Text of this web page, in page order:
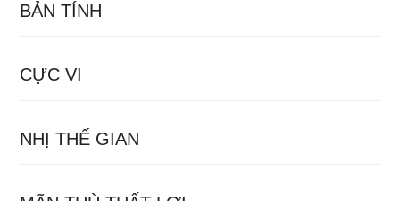
BẢN TÍNH
CỰC VI
NHỊ THẾ GIAN